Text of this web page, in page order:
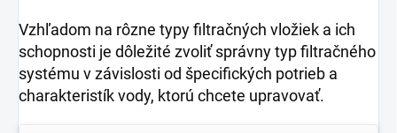
Vzhľadom na rôzne typy filtračných vložiek a ich
schopnosti je dôležité zvoliť správny typ filtračného
systému v závislosti od špecifických potrieb a
charakteristík vody, ktorú chcete upravovať.